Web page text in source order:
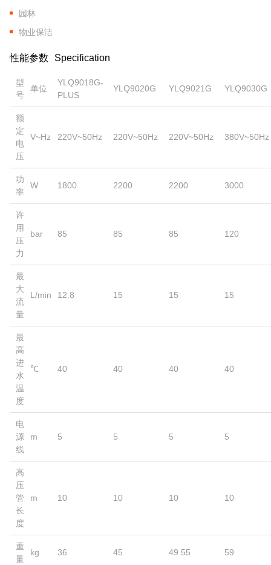
园林
物业保洁
性能参数 Specification
型
号
单位
YLQ9018G-
PLUS
YLQ9020G YLQ9021G YLQ9030G
额
定
电
压
V~Hz 220V~50Hz 220V~50Hz 220V~50Hz 380V~50Hz
功
率
W 1800 2200 2200 3000
许
用
压
力
bar 85 85 85 120
最
大
流
量
L/min 12.8 15 15 15
最
高
进
水
温
度
℃ 40 40 40 40
电
源
线
m 5 5 5 5
高
压
管
长
度
m 10 10 10 10
重
量
kg 36 45 49.55 59